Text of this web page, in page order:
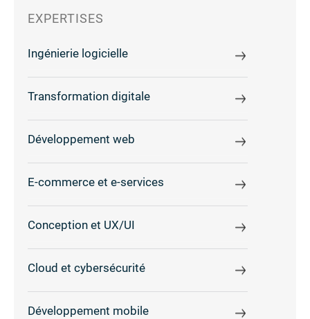
EXPERTISES
Ingénierie logicielle
Transformation digitale
Développement web
E-commerce et e-services
Conception et UX/UI
Cloud et cybersécurité
Développement mobile